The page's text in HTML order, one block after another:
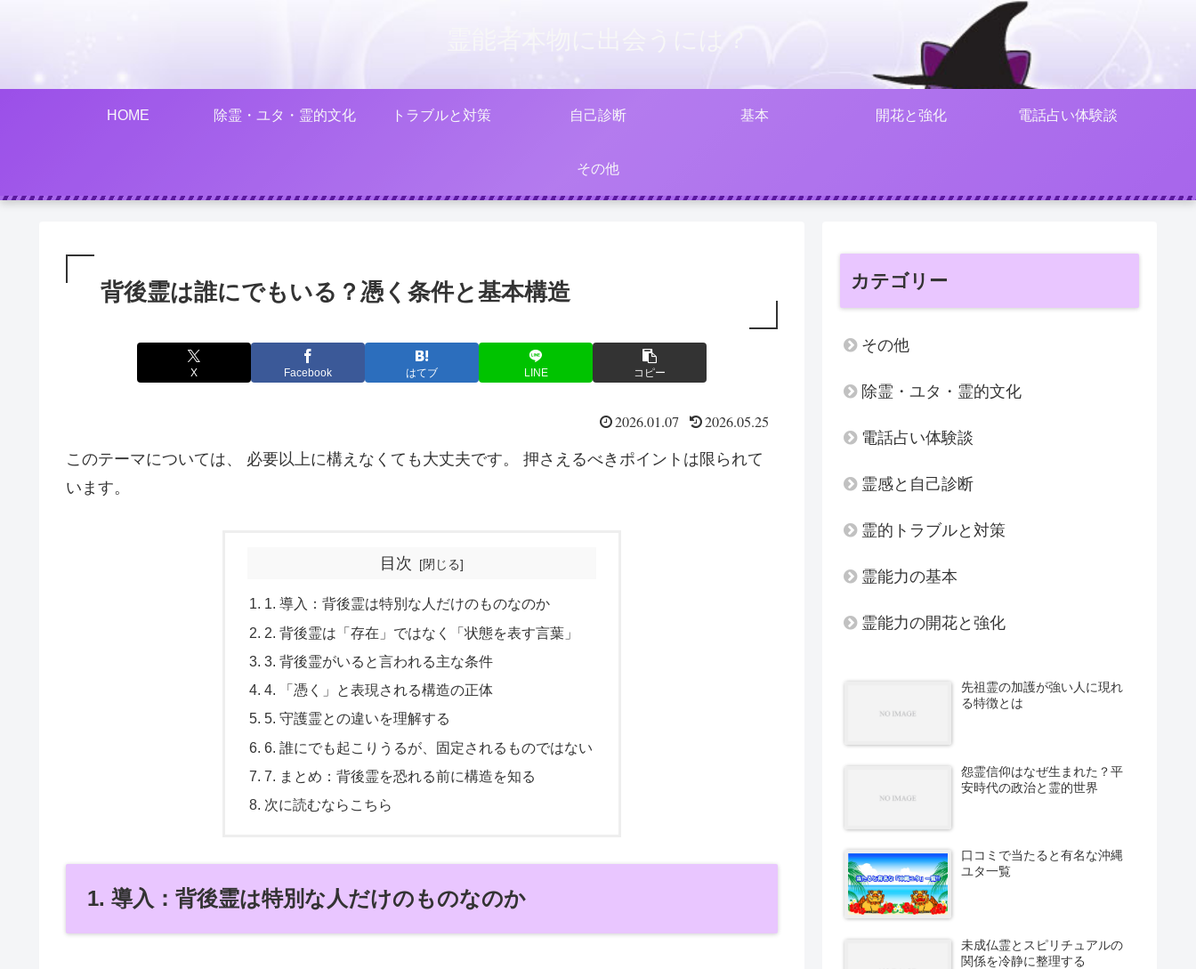
HOME 除霊・ユタ・霊的文化 トラブルと対策 自己診断 基本 開花と強化 電話占い体験談
その他
背後霊は誰にでもいる？憑く条件と基本構造
X Facebook はてブ LINE コピー
2026.01.07 2026.05.25
このテーマについては、 必要以上に構えなくても大丈夫です。 押さえるべきポイントは限られて
います。
目次
1. 導入：背後霊は特別な人だけのものなのか
2. 背後霊は「存在」ではなく「状態を表す言葉」
3. 背後霊がいると言われる主な条件
4. 「憑く」と表現される構造の正体
5. 守護霊との違いを理解する
6. 誰にでも起こりうるが、固定されるものではない
7. まとめ：背後霊を恐れる前に構造を知る
次に読むならこちら
1. 導入：背後霊は特別な人だけのものなのか
カテゴリー
その他
除霊・ユタ・霊的文化
電話占い体験談
霊感と自己診断
霊的トラブルと対策
霊能力の基本
霊能力の開花と強化
先祖霊の加護が強い人に現れ
る特徴とは
怨霊信仰はなぜ生まれた？平
安時代の政治と霊的世界
口コミで当たると有名な沖縄
ユタ一覧
未成仏霊とスピリチュアルの
関係を冷静に整理する